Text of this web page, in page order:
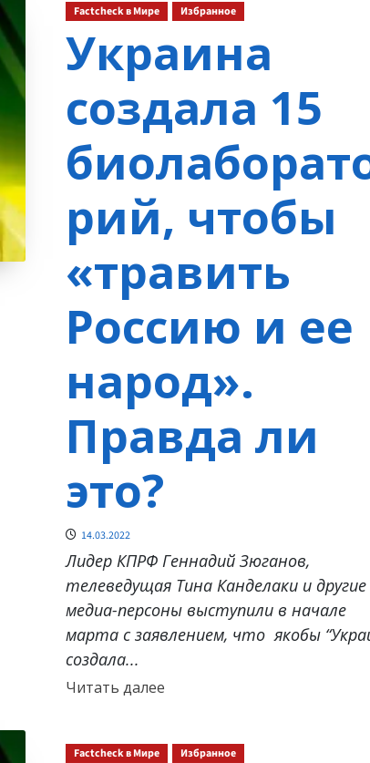
Factcheck в Мире Избранное
Украина
создала 15
рий, чтобы
«травить
Россию и ее
народ».
Правда ли
это?
14.03.2022
Лидер КПРФ Геннадий Зюганов,
телеведущая Тина Канделаки и другие
медиа-персоны выступили в начале
марта с заявлением, что якобы
создала...
Читать далееПрочитать
Factcheck в Мире Избранное